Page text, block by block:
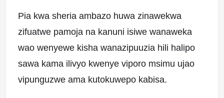
Pia kwa sheria ambazo huwa zinawekwa
zifuatwe pamoja na kanuni isiwe wanaweka
wao wenyewe kisha wanazipuuzia hili halipo
sawa kama ilivyo kwenye viporo msimu ujao
vipunguzwe ama kutokuwepo kabisa.